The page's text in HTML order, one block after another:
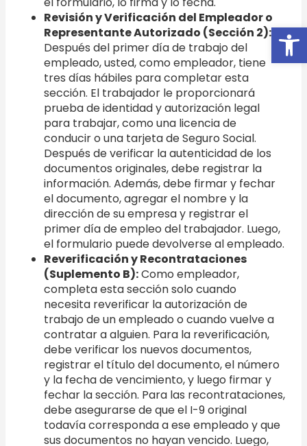
Revisión y Verificación del Empleador o
Representante Autorizado (Sección 2):
Después del primer día de trabajo del
empleado, usted, como empleador, tiene
tres días hábiles para completar esta
sección. El trabajador le proporcionará
prueba de identidad y autorización legal
para trabajar, como una licencia de
conducir o una tarjeta de Seguro Social.
Después de verificar la autenticidad de los
documentos originales, debe registrar la
información. Además, debe firmar y fechar
el documento, agregar el nombre y la
dirección de su empresa y registrar el
primer día de empleo del trabajador. Luego,
el formulario puede devolverse al empleado.
Reverificación y Recontrataciones
(Suplemento B):Como empleador,
completa esta sección solo cuando
necesita reverificar la autorización de
trabajo de un empleado o cuando vuelve a
contratar a alguien. Para la reverificación,
debe verificar los nuevos documentos,
registrar el título del documento, el número
y la fecha de vencimiento, y luego firmar y
fechar la sección. Para las recontrataciones,
debe asegurarse de que el I-9 original
todavía corresponda a ese empleado y que
sus documentos no hayan vencido. Luego,